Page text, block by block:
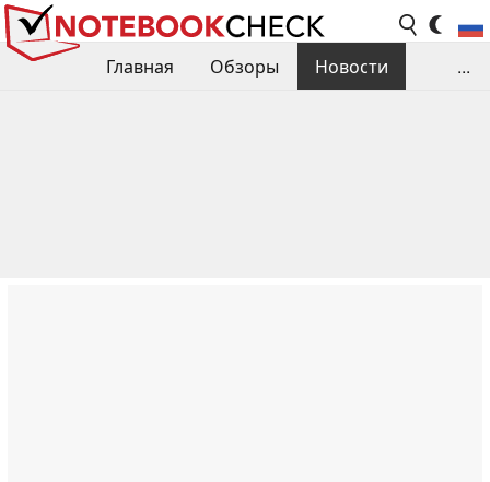
Главная Обзоры
Новости
...